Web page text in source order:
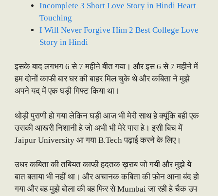
Incomplete 3 Short Love Story in Hindi Heart
Touching
I Will Never Forgive Him 2 Best College Love
Story in Hindi
इसके बाद लगभग 6 से 7 महीने बीत गया। और इस 6 से 7 महीने में
हम दोनों काफी बार घर की बाहर मिल चुके थे और कबिता ने मुझे
अपने यद् में एक घड़ी गिफ्ट किया था।
थोड़ी पुराणी हो गया लेकिन घड़ी आज भी मेरी साथ हे क्यूंकि बही एक
उसकी आखरी निशानी हे जो अभी भी मेरे पास हे। इसी बिच में
Jaipur University आ गया B.Tech पढ़ाई करने के लिए।
उधर कबिता की तबियत काफी हदतक ख़राब जो गयी और मुझे ये
बात बताया भी नहीं था। और अचानक कबिता की फ़ोन आना बंद हो
गया और बह मुझे बोला की बह फिर से Mumbai जा रही हे चैक उप